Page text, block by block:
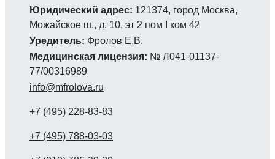
Юридический адрес: 121374, город Москва,
Можайское ш., д. 10, эт 2 пом I ком 42
Уредитель: Фролов Е.В.
Медицинская лицензия: № Л041-01137-
77/00316989
info@mfrolova.ru